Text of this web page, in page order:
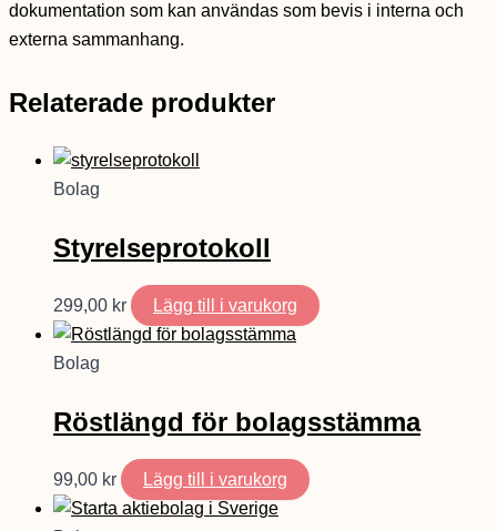
dokumentation som kan användas som bevis i interna och
externa sammanhang.
Relaterade produkter
Bolag
Styrelseprotokoll
299,00 kr Lägg till i varukorg
Bolag
Röstlängd för bolagsstämma
99,00 kr Lägg till i varukorg